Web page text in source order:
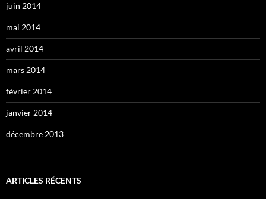
juin 2014
mai 2014
avril 2014
mars 2014
février 2014
janvier 2014
décembre 2013
ARTICLES RÉCENTS